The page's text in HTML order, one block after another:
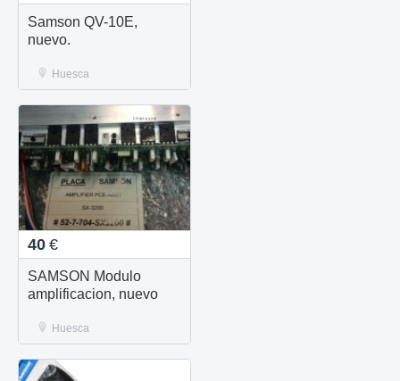
Samson QV-10E,
nuevo.
Huesca
40 €
SAMSON Modulo
amplificacion, nuevo
Huesca